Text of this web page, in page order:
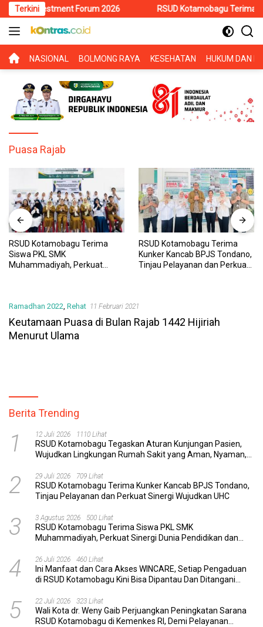
Langsung
ke
konten
Terkini
Investment Forum 2026 RSUD Kotamobagu Terima Siswa
BERANDA
NASIONAL BOLMONG RAYA KESEHATAN HUKUM DAN
Puasa Rajab
RSUD Kotamobagu Terima
Siswa PKL SMK
Muhammadiyah, Perkuat
RSUD Kotamobagu Terima
Kunker Kancab BPJS Tondano,
Tinjau Pelayanan dan Perkuat
Ramadhan 2022, Rehat 11 Februari 2021
Keutamaan Puasa di Bulan Rajab 1442 Hijiriah
Menurut Ulama
Berita Trending
1 12 Juli 2026 1110 Lihat
RSUD Kotamobagu Tegaskan Aturan Kunjungan Pasien,
Wujudkan Lingkungan Rumah Sakit yang Aman, Nyaman,
2 29 Juli 2026 709 Lihat
RSUD Kotamobagu Terima Kunker Kancab BPJS Tondano,
Tinjau Pelayanan dan Perkuat Sinergi Wujudkan UHC
3 3 Agustus 2026 500 Lihat
RSUD Kotamobagu Terima Siswa PKL SMK
Muhammadiyah, Perkuat Sinergi Dunia Pendidikan dan
4 26 Juli 2026 460 Lihat
Ini Manfaat dan Cara Akses WINCARE, Setiap Pengaduan
di RSUD Kotamobagu Kini Bisa Dipantau Dan Ditangani
5 22 Juli 2026 323 Lihat
Wali Kota dr. Weny Gaib Perjuangkan Peningkatan Sarana
RSUD Kotamobagu di Kemenkes RI, Demi Pelayanan